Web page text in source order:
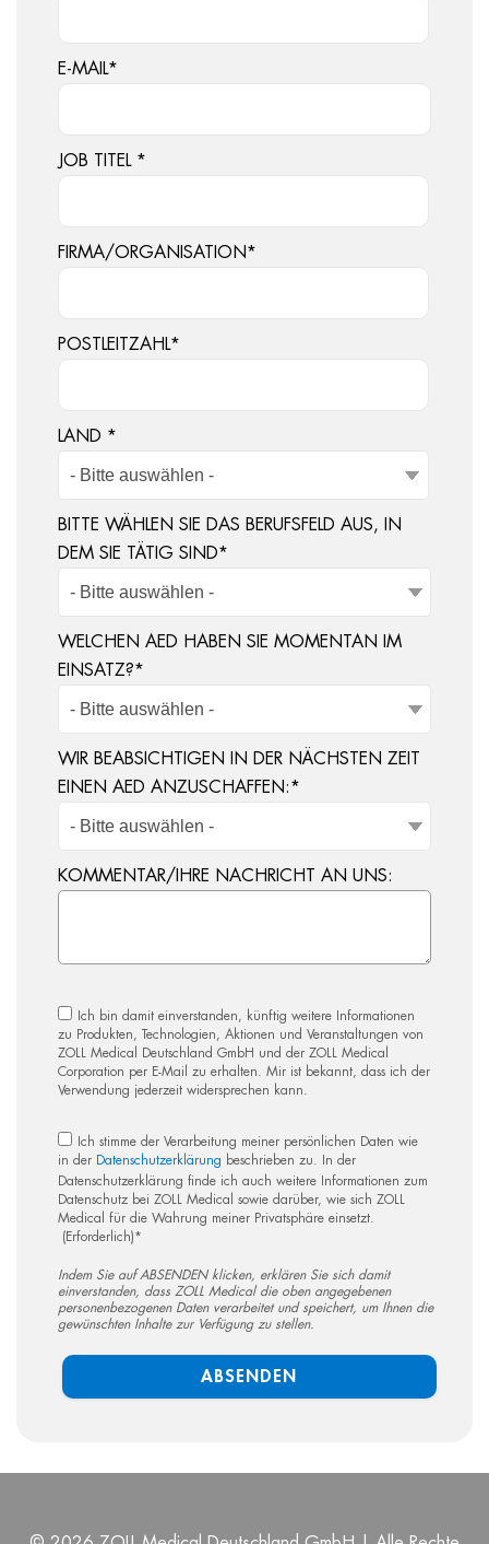
E-MAIL*
JOB TITEL *
FIRMA/ORGANISATION*
POSTLEITZAHL*
LAND *
BITTE WÄHLEN SIE DAS BERUFSFELD AUS, IN
DEM SIE TÄTIG SIND*
WELCHEN AED HABEN SIE MOMENTAN IM
EINSATZ?*
WIR BEABSICHTIGEN IN DER NÄCHSTEN ZEIT
EINEN AED ANZUSCHAFFEN:*
KOMMENTAR/IHRE NACHRICHT AN UNS:
Ich bin damit einverstanden, künftig weitere Informationen
zu Produkten, Technologien, Aktionen und Veranstaltungen von
ZOLL Medical Deutschland GmbH und der ZOLL Medical
Corporation per E-Mail zu erhalten. Mir ist bekannt, dass ich der
Verwendung jederzeit widersprechen kann.
Ich stimme der Verarbeitung meiner persönlichen Daten wie
in der Datenschutzerklärung beschrieben zu. In der
Datenschutzerklärung finde ich auch weitere Informationen zum
Datenschutz bei ZOLL Medical sowie darüber, wie sich ZOLL
Medical für die Wahrung meiner Privatsphäre einsetzt.
(Erforderlich)*
Indem Sie auf ABSENDEN klicken, erklären Sie sich damit
einverstanden, dass ZOLL Medical die oben angegebenen
personenbezogenen Daten verarbeitet und speichert, um Ihnen die
gewünschten Inhalte zur Verfügung zu stellen.